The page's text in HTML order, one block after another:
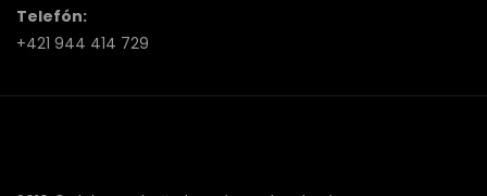
Telefón:
+421 944 414 729